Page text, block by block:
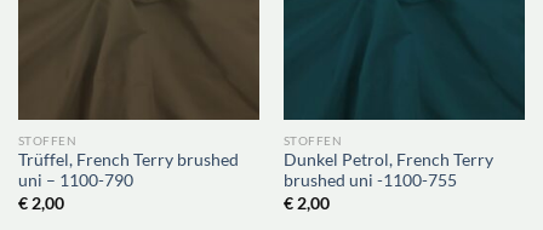
STOFFEN
Trüffel, French Terry brushed
uni – 1100-790
€2,00
STOFFEN
Dunkel Petrol, French Terry
brushed uni -1100-755
€2,00